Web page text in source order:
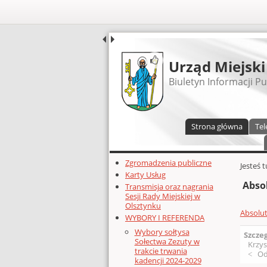
UDOSTĘPNIJ
Urząd
Biuletyn Informacji
Strona główna
Dodatkowe zasoby (lewa
Zgromadzenia publiczne
Karty Usług
Transmisja oraz nagrania
Sesji Rady Miejskiej w
Olsztynku
WYBORY I REFERENDA
Wybory sołtysa
Sołectwa Zezuty w
trakcie trwania
kadencji 2024-2029
Jesteś